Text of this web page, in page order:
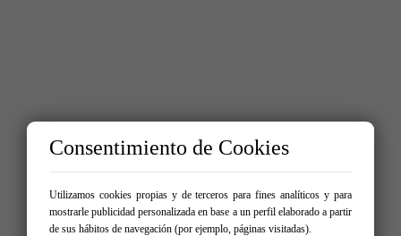
Consentimiento de Cookies
Utilizamos cookies propias y de terceros para fines analíticos y para
mostrarle publicidad personalizada en base a un perfil elaborado a partir
de sus hábitos de navegación (por ejemplo, páginas visitadas).